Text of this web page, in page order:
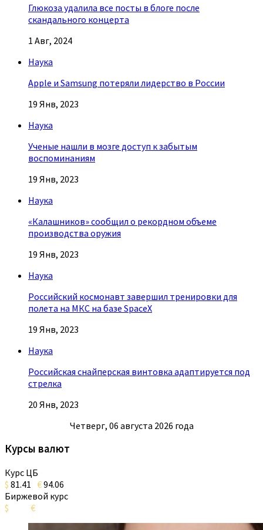
Глюкоза удалила все посты в блоге после
скандального концерта
1 Авг, 2024
Наука
Apple и Samsung потеряли лидерство в России
19 Янв, 2023
Наука
Ученые нашли в мозге доступ к забытым
воспоминаниям
19 Янв, 2023
Наука
«Калашников» сообщил о рекордном объеме
производства оружия
19 Янв, 2023
Наука
Российский космонавт завершил тренировки для
полета на МКС на базе SpaceX
19 Янв, 2023
Наука
Российская снайперская винтовка адаптируется под
стрелка
20 Янв, 2023
Четверг, 06 августа 2026 года
Курсы валют
Курс ЦБ
$ 81.41 €94.06
Биржевой курс
$
€